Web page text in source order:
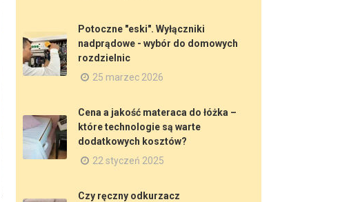
Potoczne "eski". Wyłączniki
nadprądowe - wybór do domowych
rozdzielnic
25 marzec 2026
Cena a jakość materaca do łóżka –
które technologie są warte
dodatkowych kosztów?
22 styczeń 2025
Czy ręczny odkurzacz